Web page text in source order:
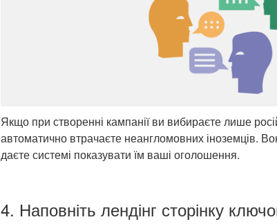
Якщо при створенні кампанії ви вибираєте лише
автоматично втрачаєте неангломовних іноземців.
даєте системі показувати їм ваші оголошення.
4. Наповніть лендінг сторінку